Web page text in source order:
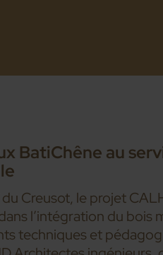
BatiChêne au
du Creusot, le projet
l’intégration du bois
techniques et